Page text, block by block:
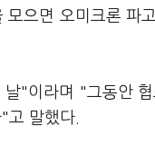
으면 오미크론 파
"이라며 "그동안
고 말했다.